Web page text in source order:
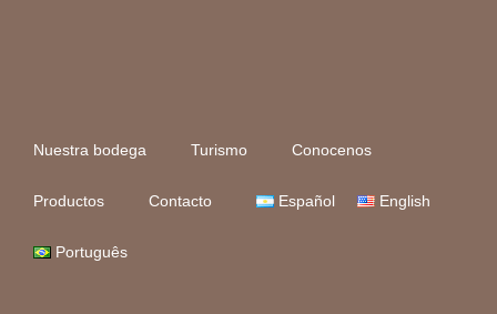
Nuestra bodega Turismo Conocenos
Productos Contacto Español English
Português